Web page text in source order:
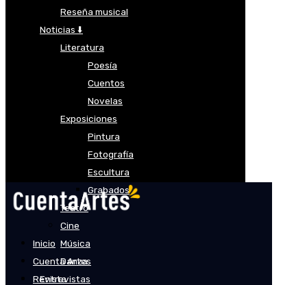
Reseña musical
Noticias ⬇️
Literatura
Poesía
Cuentos
Novelas
Exposiciones
Pintura
Fotografía
Escultura
Grabados
Teatro
Cine
Música
Danza
Entrevistas
Inicio
Cuenta Artes
Revista